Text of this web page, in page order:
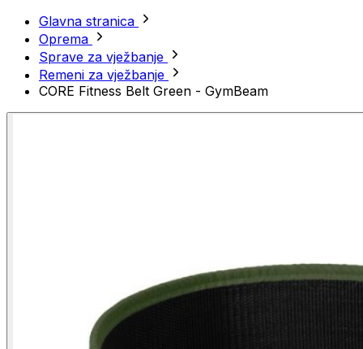
Glavna stranica
Oprema
Sprave za vježbanje
Remeni za vježbanje
CORE Fitness Belt Green - GymBeam